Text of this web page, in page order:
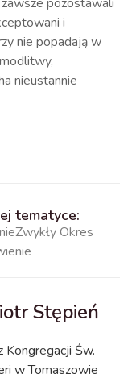
i
nie popadają w
nieustannie
tematyce:
nieZwykły Okres
Stępień
Kongregacji Św.
w Tomaszowie